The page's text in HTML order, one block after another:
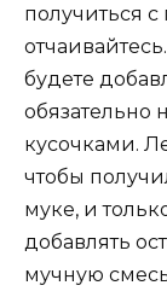
получиться с
будете
обязательно
кусочками.
чтобы
муке, и
добавлять
мучную